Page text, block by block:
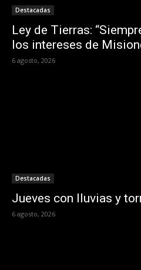
Destacadas
Ley de Tierras:
los intereses de
6 agosto, 2026
Destacadas
Jueves con lluvias y
6 agosto, 2026